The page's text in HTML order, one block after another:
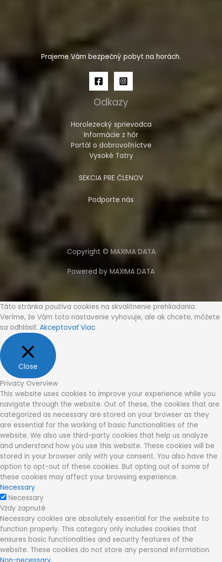
Prajeme Vám bezpečný pobyt na horách.
Odkazy
Horolezecký sprievodca
Informácie z hôr
Portál o dobrovoľníctve
Vysoké Tatry
SEKCIA PRE ČLENOV
Podporte nás
Copyright © MAXIMA DATA
Powered by MAXIMA DATA
Táto stránka používa cookies na skvalitnenie prehliadania.
Veríme, že Vám toto nastavenie vyhovuje, ale ak chcete, môžete
sa odhlásiť. Akceptovať Viac
Close
Privacy Overview
This website uses cookies to improve your experience while you
navigate through the website. Out of these, the cookies that are
categorized as necessary are stored on your browser as they
are essential for the working of basic functionalities of the
website. We also use third-party cookies that help us analyze
and understand how you use this website. These cookies will be
stored in your browser only with your consent. You also have the
option to opt-out of these cookies. But opting out of some of
these cookies may affect your browsing experience.
Necessary
Necessary
Vždy zapnuté
Necessary cookies are absolutely essential for the website to
function properly. This category only includes cookies that
ensures basic functionalities and security features of the
website. These cookies do not store any personal information.